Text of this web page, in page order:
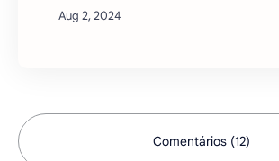
com sua mistura de mistério e aventura. No
jogo, os jogadores são transportados para
Comentários (12)